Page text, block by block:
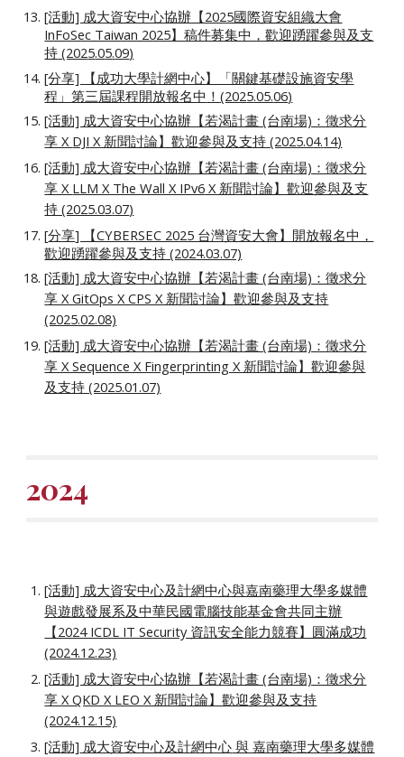
[活動] 成大資安中心協辦【2025國際資安組織大會
InFoSec Taiwan 2025】稿件募集中，歡迎踴躍參與及支
持 (2025.05.09)
[分享] 【成功大學計網中心】「關鍵基礎設施資安學
程」第三屆課程開放報名中 ！(2025.05.06)
[活動] 成大資安中心協辦【若渴計畫 (台南場)：徵求分
享 X DJI X 新聞討論】歡迎參與及支持 (2025.04.14)
[活動] 成大資安中心協辦【若渴計畫 (台南場)：徵求分
享 X LLM X The Wall X IPv6 X 新聞討論】歡迎參與及支
持 (2025.03.07)
[分享] 【CYBERSEC 2025 台灣資安大會】開放報名中，
歡迎踴躍參與及支持 (2024.03.07)
[活動] 成大資安中心協辦【若渴計畫 (台南場)：徵求分
享 X GitOps X CPS X 新聞討論】歡迎參與及支持
(2025.02.08)
[活動] 成大資安中心協辦【若渴計畫 (台南場)：徵求分
享 X Sequence X Fingerprinting X 新聞討論】歡迎參與
及支持 (2025.01.07)
2024
[活動] 成大資安中心及計網中心與嘉南藥理大學多媒體
與遊戲發展系及中華民國電腦技能基金會共同主辦
【2024 ICDL IT Security 資訊安全能力競賽】圓滿成功
(2024.12.23)
[活動] 成大資安中心協辦【若渴計畫 (台南場)：徵求分
享 X QKD X LEO X 新聞討論】歡迎參與及支持
(2024.12.15)
[活動] 成大資安中心及計網中心 與 嘉南藥理大學多媒體